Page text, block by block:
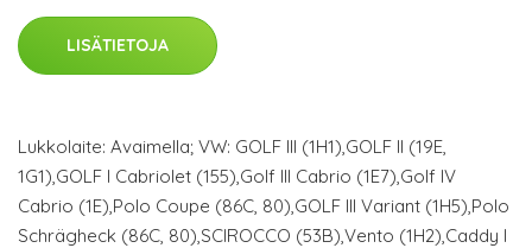
LISÄTIETOJA
Lukkolaite: Avaimella; VW: GOLF III (1H1),GOLF II (19E,
1G1),GOLF I Cabriolet (155),Golf III Cabrio (1E7),Golf IV
Cabrio (1E),Polo Coupe (86C, 80),GOLF III Variant (1H5),Polo
Schrägheck (86C, 80),SCIROCCO (53B),Vento (1H2),Caddy I